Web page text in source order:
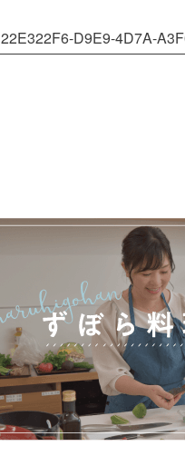
22E322F6-D9E9-4D7A-